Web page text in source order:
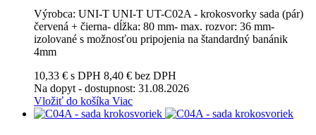
Výrobca: UNI-T UNI-T UT-C02A - krokosvorky sada (pár)
červená + čierna- dĺžka: 80 mm- max. rozvor: 36 mm-
izolované s možnosťou pripojenia na štandardný banánik
4mm
10,33 € s DPH 8,40 € bez DPH
Na dopyt - dostupnost: 31.08.2026
Vložiť do košíka Viac